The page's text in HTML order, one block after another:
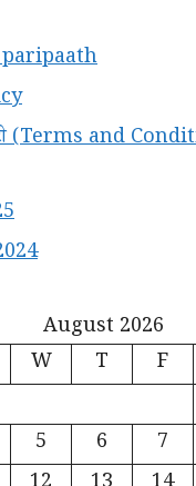
(Terms and
August 2026
W T F
5 6 7